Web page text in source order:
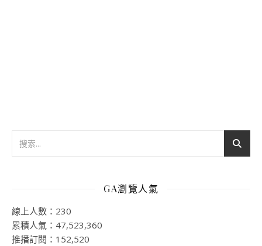
GA瀏覽人氣
線上人數：230
累積人氣：47,523,360
推播訂閱：152,520